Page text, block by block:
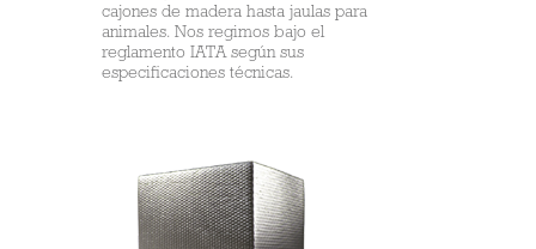
cajones de madera hasta jaulas para
animales. Nos regimos bajo el
reglamento IATA según sus
especificaciones técnicas.